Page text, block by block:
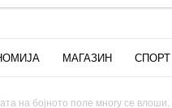
МАГАЗИН СПОРТ
на бојното поле многу се влоши,